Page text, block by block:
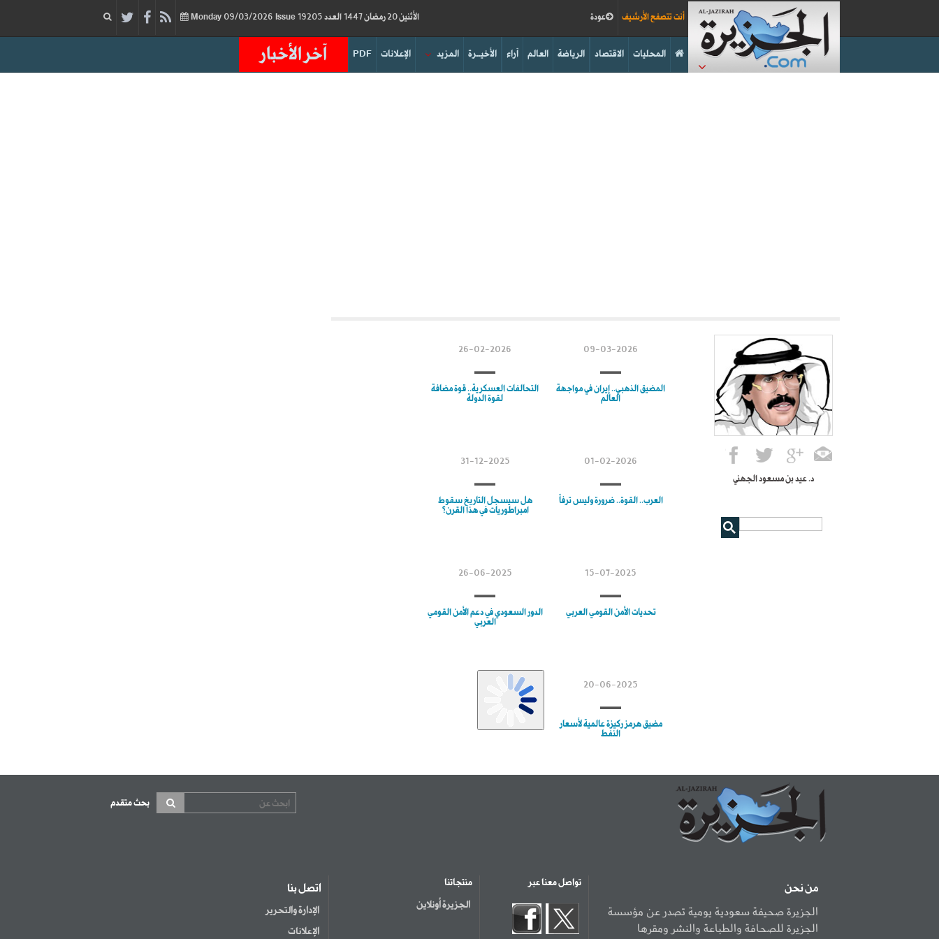
الأثنين 20 رمضان 1447 العدد 19205 09/03/2026 Issue عودة أنت تتصفح الأرشيف
آخر الأخبار PDF الإعلانات المزيد الأخيــرة آراء العالم الرياضة الاقتصاد المحليات
د. عيد بن مسعود الجهني
09-03-2026
المضيق الذهبي.. إيران في مواجهة
العالم
26-02-2026
التحالفات العسكرية.. قوة مضافة
لقوة الدولة
01-02-2026
العرب.. القوة.. ضرورة وليس ترفاً
31-12-2025
هل سيسجل التاريخ سقوط
امبراطوريات في هذا القرن؟
15-07-2025
تحديات الأمن القومي العربي
26-06-2025
الدور السعودي في دعم الأمن القومي
العربي
20-06-2025
مضيق هرمز ركيزة عالمية لأسعار
النفط
بحث متقدم
من نحن
الجزيرة صحيفة سعودية يومية تصدر عن مؤسسة
الجزيرة للصحافة والطباعة والنشر ومقرها
تواصل معنا عبر منتجاتنا
الجزيرة أونلاين
اتصل بنا
الإدارة والتحرير
الإعلانات